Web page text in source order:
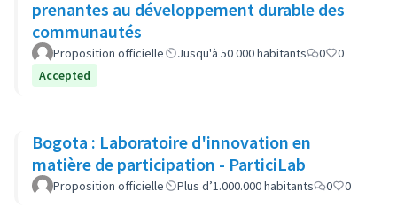
prenantes au développement durable des
communautés
Proposition officielle Jusqu'à 50 000 habitants 0
0
Accepted
Bogota : Laboratoire d'innovation en
matière de participation - ParticiLab
Proposition officielle Plus d’1.000.000 habitants 0 0